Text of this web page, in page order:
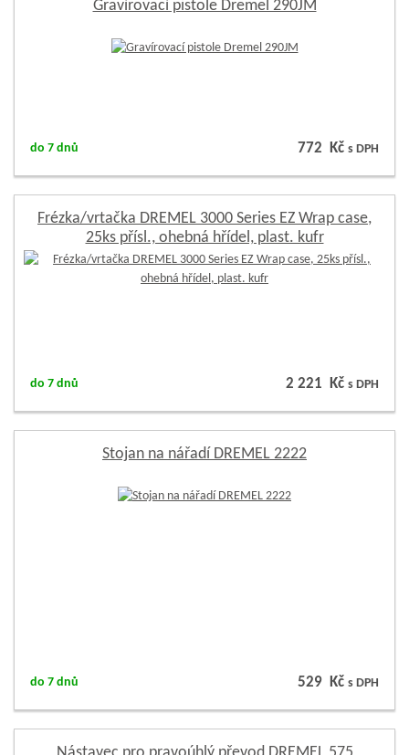
Gravírovací pistole Dremel 290JM
do 7 dnů 772 Kčs DPH
Frézka/vrtačka DREMEL 3000 Series EZ Wrap case,
25ks přísl., ohebná hřídel, plast. kufr
do 7 dnů 2 221 Kčs DPH
Stojan na nářadí DREMEL 2222
do 7 dnů 529 Kčs DPH